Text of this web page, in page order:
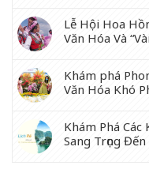
Lễ Hội Hoa
Văn Hóa Và
Khám phá
Văn Hóa Khó
Khám Phá Các
Sang Trọng